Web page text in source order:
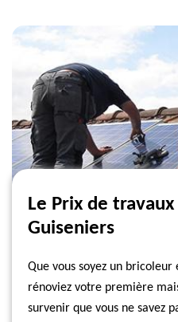
Le Prix de
Guiseniers
Que vous soyez un
rénoviez votre première
survenir que vous ne savez